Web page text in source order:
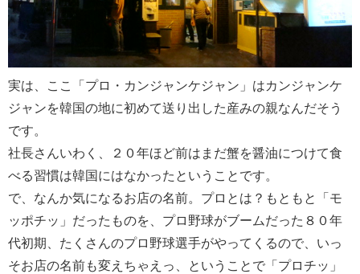
実は、ここ「プロ・カンジャンケジャン」はカンジャンケ
ジャンを韓国の地に初めて送り出した産みの親なんだそう
です。
社長さんいわく、２０年ほど前はまだ蟹を醤油につけて食
べる習慣は韓国にはなかったということです。
で、なんか気になるお店の名前。プロとは？もともと「モ
ッポチッ」だったものを、プロ野球がブームだった８０年
代初期、たくさんのプロ野球選手がやってくるので、いっ
そお店の名前も変えちゃえっ、ということで「プロチッ」